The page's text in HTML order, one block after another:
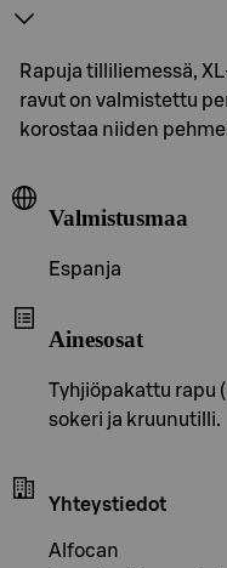
Rapuja tilliliemessä,
ravut on valmistettu
korostaa niiden
Valmistusmaa
Espanja
Ainesosat
Tyhjiöpakattu rapu
sokeri ja kruunutilli.
Yhteystiedot
Alfocan